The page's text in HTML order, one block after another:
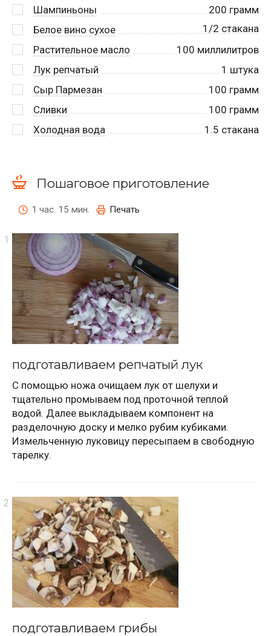
Шампиньоны
200 грамм
Белое вино сухое
1/2 стакана
Растительное масло
100 миллилитров
Лук репчатый
1 штука
Сыр Пармезан
100 грамм
Сливки
100 грамм
Холодная вода
1.5 стакана
Пошаговое приготовление
1 час. 15 мин. Печать
подготавливаем репчатый лук
С помощью ножа очищаем лук от шелухи и
тщательно промываем под проточной теплой
водой. Далее выкладываем компонент на
разделочную доску и мелко рубим кубиками.
Измельченную луковицу пересыпаем в свободную
тарелку.
подготавливаем грибы